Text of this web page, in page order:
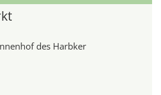
des Harbker